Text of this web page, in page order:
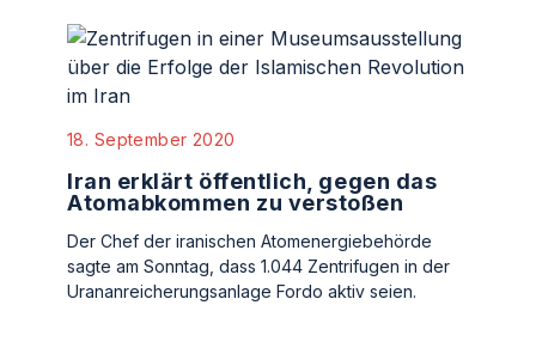
18. September 2020
Iran erklärt öffentlich, gegen das
Atomabkommen zu verstoßen
Der Chef der iranischen Atomenergiebehörde
sagte am Sonntag, dass 1.044 Zentrifugen in der
Urananreicherungsanlage Fordo aktiv seien.